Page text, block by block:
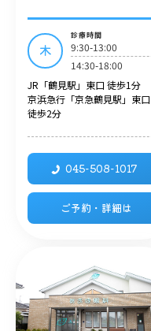
木
診療時間
9:30-13:00
14:30-18:00
JR「鶴見駅」東口 徒歩1分
京浜急行「京急鶴見駅」東口
徒歩2分
045-508-1017
ご予約・詳細は